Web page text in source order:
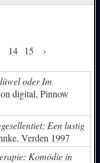
14 15 ›
oder Im
digital, Pinnow
Een lustig
Verden 1997
Komödie in